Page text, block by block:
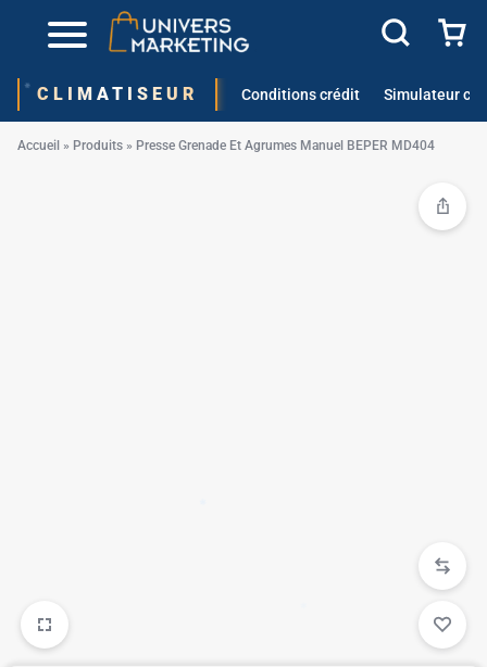
CLIMATISEUR Conditions crédit Simulateur
Accueil » Produits » Presse Grenade Et Agrumes Manuel BEPER MD404
✱